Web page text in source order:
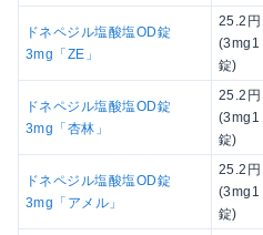
ドネペジル塩酸塩OD錠
3mg「ZE」
25.2円
(3mg1
錠)
ドネペジル塩酸塩OD錠
3mg「杏林」
25.2円
(3mg1
錠)
ドネペジル塩酸塩OD錠
3mg「アメル」
25.2円
(3mg1
錠)